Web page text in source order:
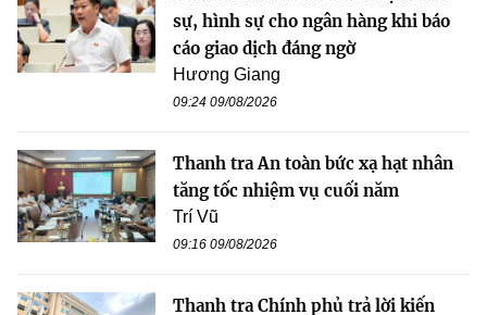
sự, hình sự cho ngân hàng khi báo
cáo giao dịch đáng ngờ
Hương Giang
09:24 09/08/2026
Thanh tra An toàn bức xạ hạt nhân
tăng tốc nhiệm vụ cuối năm
Trí Vũ
09:16 09/08/2026
Thanh tra Chính phủ trả lời kiến